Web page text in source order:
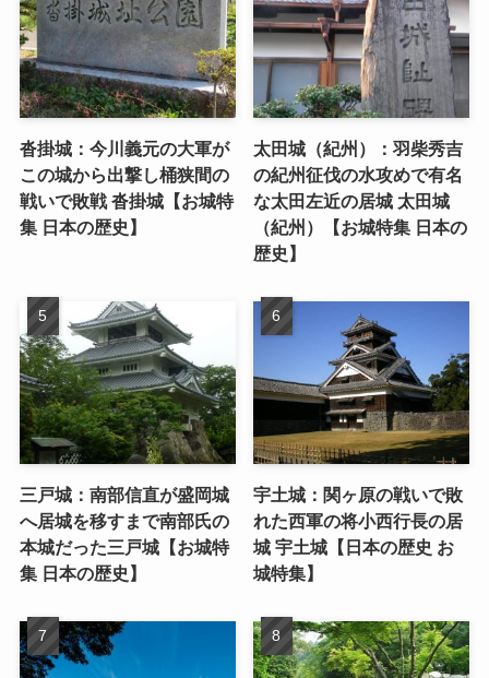
沓掛城：今川義元の大軍が
この城から出撃し桶狭間の
戦いで敗戦 沓掛城【お城特
集 日本の歴史】
太田城（紀州）：羽柴秀吉
の紀州征伐の水攻めで有名
な太田左近の居城 太田城
（紀州）【お城特集 日本の
歴史】
三戸城：南部信直が盛岡城
へ居城を移すまで南部氏の
本城だった三戸城【お城特
集 日本の歴史】
宇土城：関ヶ原の戦いで敗
れた西軍の将小西行長の居
城 宇土城【日本の歴史 お
城特集】